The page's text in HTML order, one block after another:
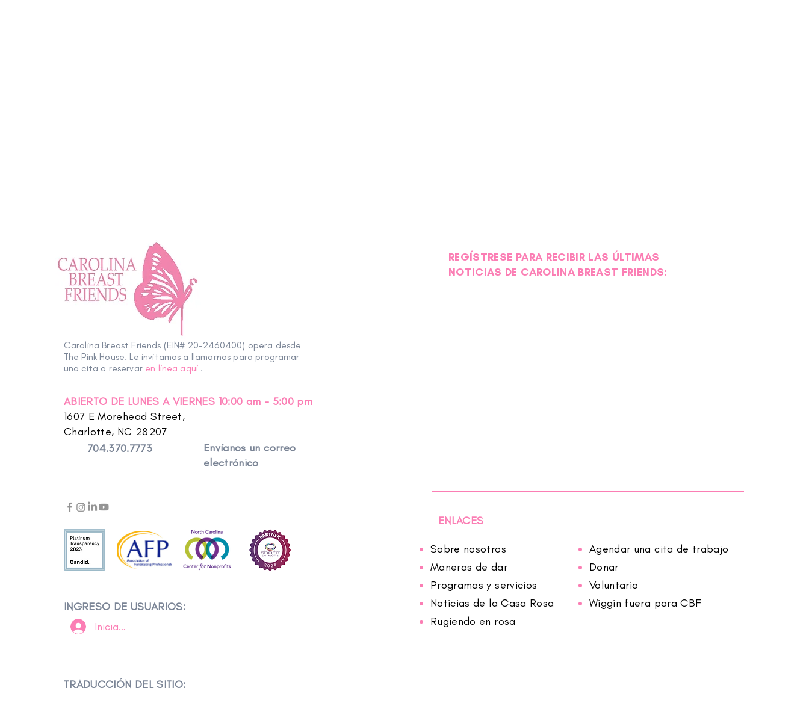
Carolina Breast Friends (EIN# 20-2460400) opera desde
The Pink House. Le invitamos a llamarnos para programar
una cita o reservar en línea aquí .
ABIERTO DE LUNES A VIERNES 10:00 am - 5:00 pm
1607 E Morehead Street,
Charlotte, NC 28207
704.370.7773
Envíanos un correo
electrónico
INGRESO DE USUARIOS:
Iniciar sesión
TRADUCCIÓN DEL SITIO:
REGÍSTRESE PARA RECIBIR LAS ÚLTIMAS
NOTICIAS DE CAROLINA BREAST FRIENDS:
ENLACES
Sobre nosotros
Maneras de dar
Programas y servicios
Noticias de la Casa Rosa
Rugiendo en rosa
Agendar una cita de trabajo
Donar
Voluntario
Wiggin fuera para CBF